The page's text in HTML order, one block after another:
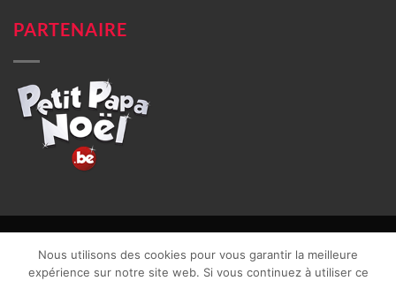
PARTENAIRE
CGU| Vie privée| TVA : BE0840965749 | Site web réalisé par
Nous utilisons des cookies pour vous garantir la meilleure
expérience sur notre site web. Si vous continuez à utiliser ce